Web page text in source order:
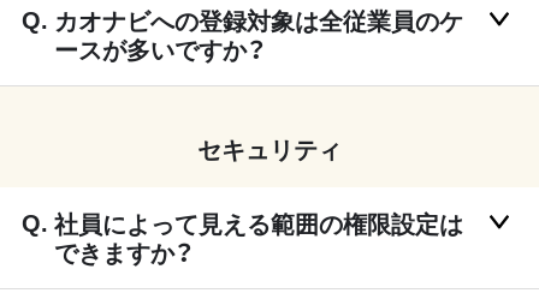
カオナビへの登録対象は全従業員のケ
ースが多いですか？
セキュリティ
社員によって見える範囲の権限設定は
できますか？